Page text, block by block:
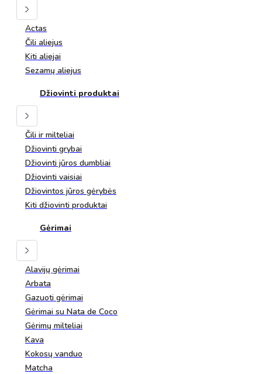
Actas
Čili aliejus
Kiti aliejai
Sezamų aliejus
Džiovinti produktai
Čili ir milteliai
Džiovinti grybai
Džiovinti jūros dumbliai
Džiovinti vaisiai
Džiovintos jūros gėrybės
Kiti džiovinti produktai
Gėrimai
Alavijų gėrimai
Arbata
Gazuoti gėrimai
Gėrimai su Nata de Coco
Gėrimų milteliai
Kava
Kokosų vanduo
Matcha